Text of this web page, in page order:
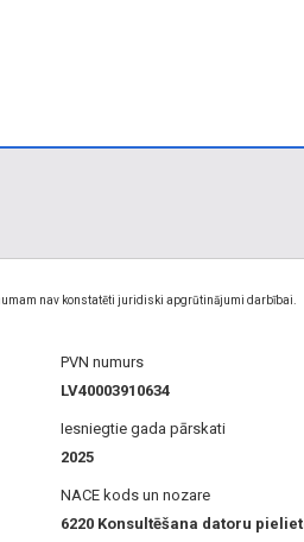
nav konstatēti juridiski apgrūtinājumi darbībai.
PVN numurs
LV40003910634
Iesniegtie gada pārskati
2025
NACE kods un nozare
6220 Konsultēšana datoru